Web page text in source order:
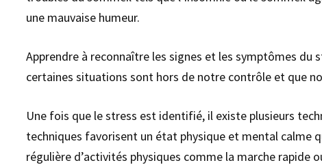
une mauvaise humeur.
Apprendre à reconnaître les signes et les symptômes
certaines situations sont hors de notre contrôle et que
Une fois que le stress est identifié, il existe plusieurs
techniques favorisent un état physique et mental calme
régulière d’activités physiques comme la marche